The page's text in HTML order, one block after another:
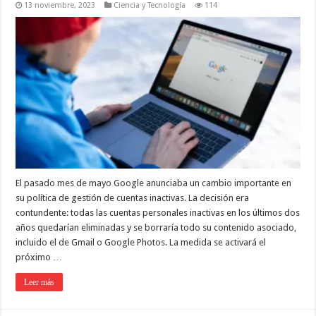
13 noviembre, 2023 Ciencia y Tecnología 114
El pasado mes de mayo Google anunciaba un cambio importante en
su política de gestión de cuentas inactivas. La decisión era
contundente: todas las cuentas personales inactivas en los últimos dos
años quedarían eliminadas y se borraría todo su contenido asociado,
incluido el de Gmail o Google Photos. La medida se activará el
próximo …
Leer más